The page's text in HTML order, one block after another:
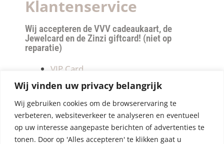
Wij vinden uw privacy belangrijk
Wij gebruiken cookies om de browserervaring te
verbeteren, websiteverkeer te analyseren en eventueel
op uw interesse aangepaste berichten of advertenties te
tonen. Door op 'Alles accepteren' te klikken gaat u
Klantenservice
Wij accepteren de VVV cadeaukaart, de
Jewelcard en de Zinzi giftcard! (niet op
reparatie)
VIP Card
Retourneren
Betalen & verzendkosten
Privacy Policy
Algemene Voorwaarden